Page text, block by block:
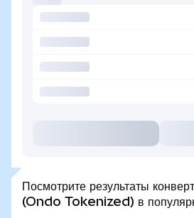
Посмотрите результаты
(Ondo Tokenized) в